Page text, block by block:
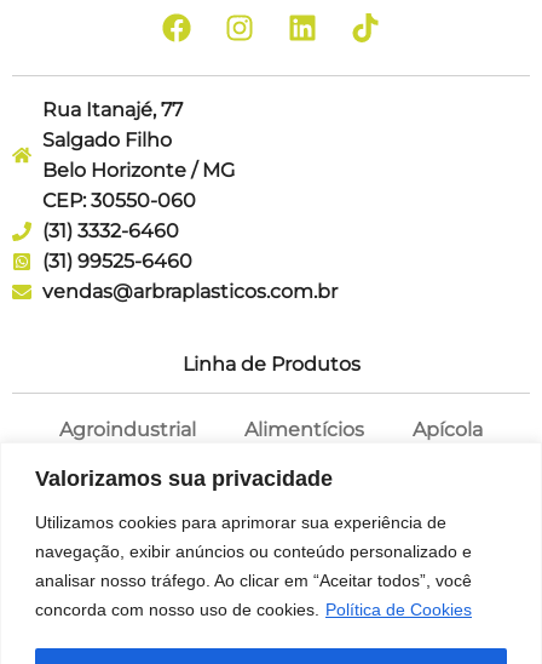
Valorizamos sua privacidade
Utilizamos cookies para aprimorar sua experiência de
navegação, exibir anúncios ou conteúdo personalizado e
analisar nosso tráfego. Ao clicar em “Aceitar todos”, você
concorda com nosso uso de cookies.
Política de Cookies
Rua Itanajé, 77
Salgado Filho
Belo Horizonte / MG
CEP: 30550-060
(31) 3332-6460
(31) 99525-6460
vendas@arbraplasticos.com.br
Linha de Produtos
Agroindustrial Alimentícios
Apícola
Farmácia